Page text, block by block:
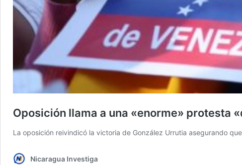
Oposición llama a una «enorme» protesta
La oposición reivindicó la victoria de González Urrutia asegurando
Nicaragua Investiga